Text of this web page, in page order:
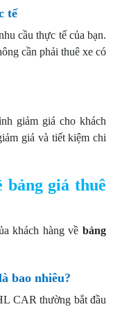
tế
cầu thực tế của bạn.
cần phải thuê xe có
giảm giá cho khách
giá và tiết kiệm chi
bảng giá thuê
khách hàng về bảng
bao nhiêu?
CAR thường bắt đầu